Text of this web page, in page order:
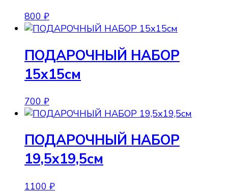
800 ₽
ПОДАРОЧНЫЙ НАБОР
15х15см
700 ₽
ПОДАРОЧНЫЙ НАБОР
19,5х19,5см
1100 ₽